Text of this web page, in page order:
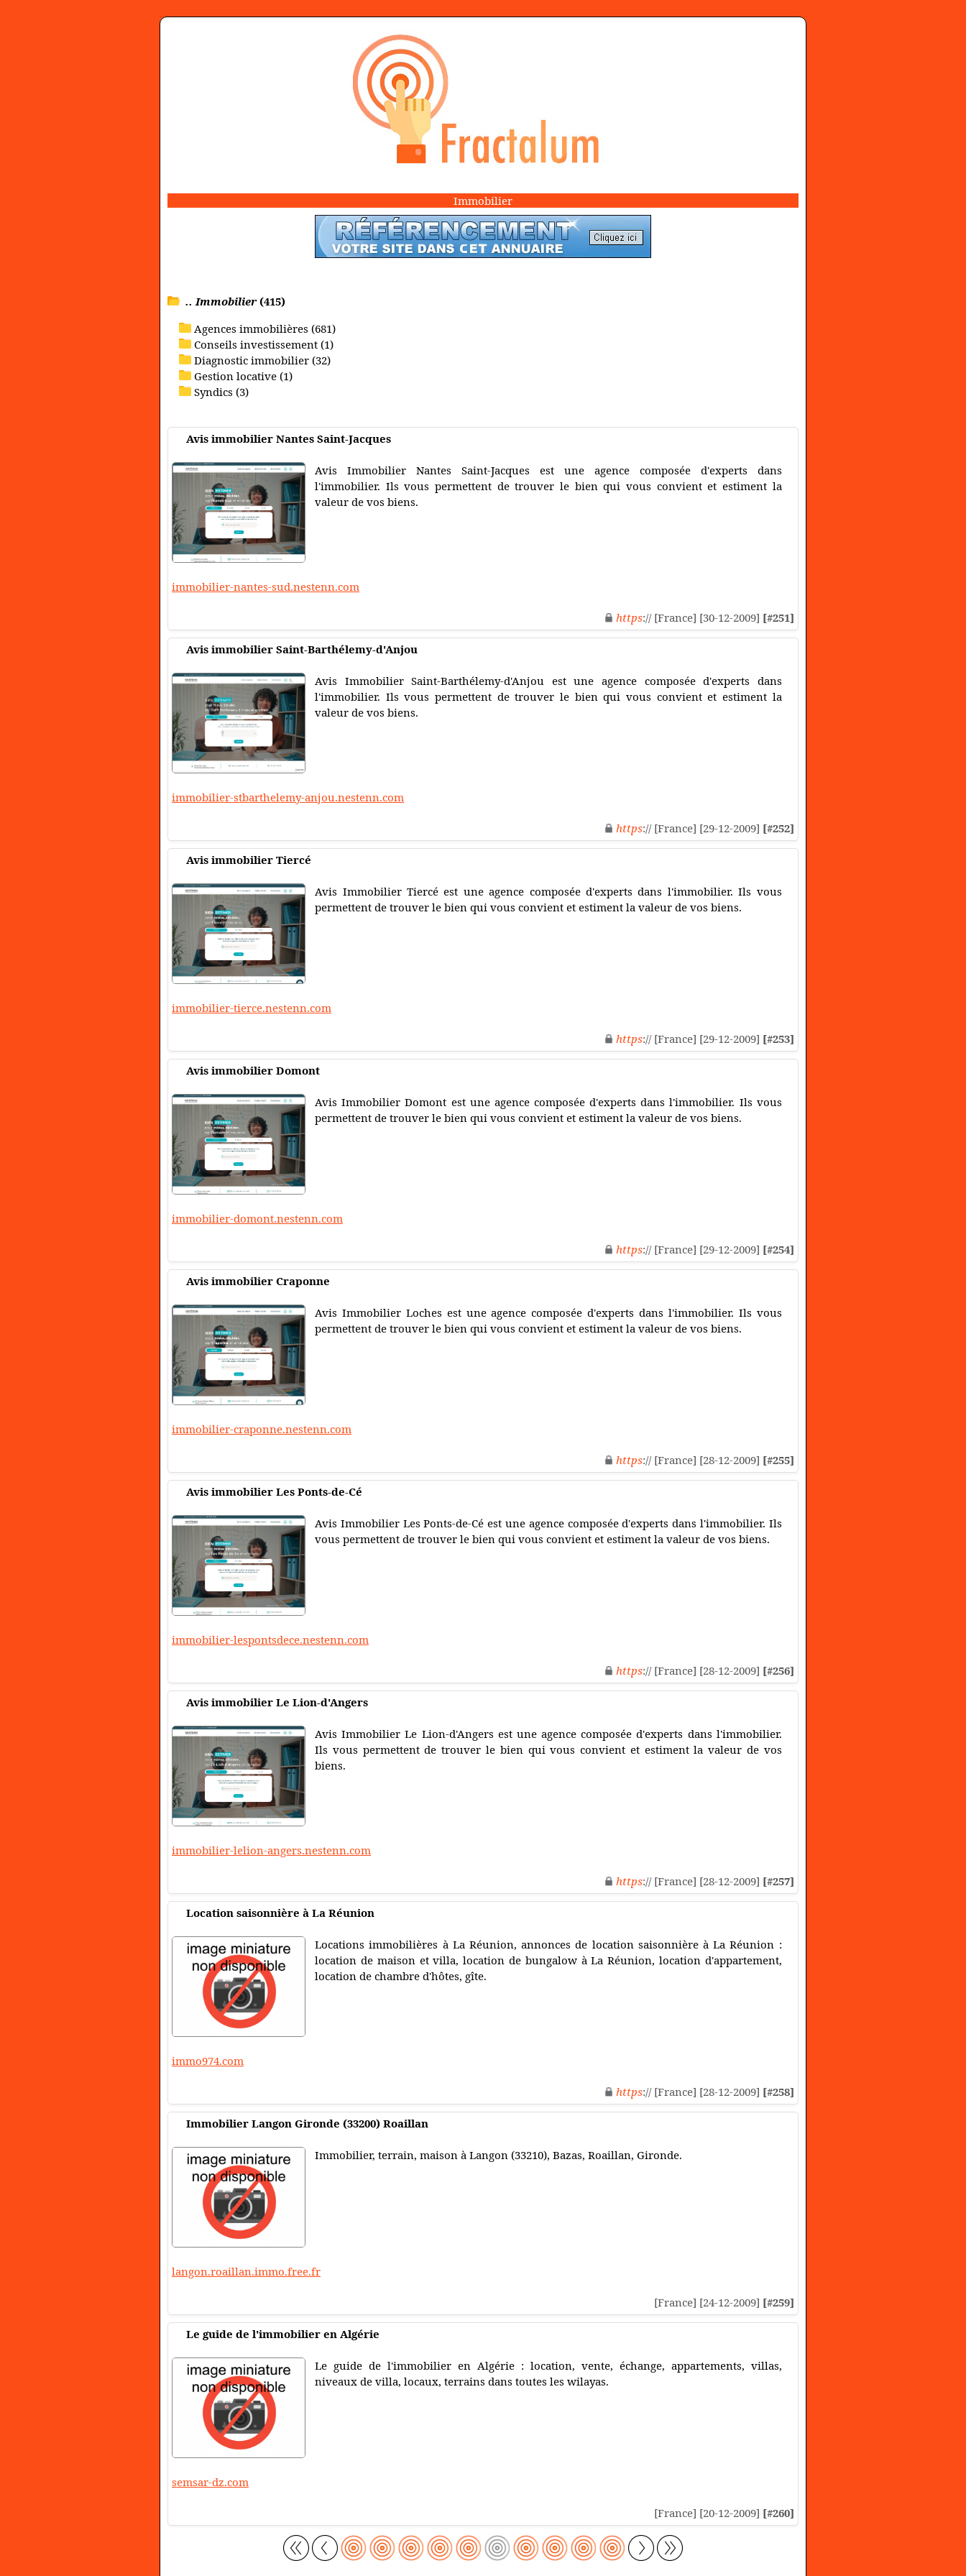
Immobilier
.. Immobilier(415)
Agences immobilières (681)
Conseils investissement (1)
Diagnostic immobilier (32)
Gestion locative (1)
Syndics (3)
Avis immobilier Nantes Saint-Jacques
Avis Immobilier Nantes Saint-Jacques est une agence composée d'experts dans
l'immobilier. Ils vous permettent de trouver le bien qui vous convient et estiment la
valeur de vos biens.
immobilier-nantes-sud.nestenn.com
https:// [France] [30-12-2009] [#251]
Avis immobilier Saint-Barthélemy-d'Anjou
Avis Immobilier Saint-Barthélemy-d'Anjou est une agence composée d'experts dans
l'immobilier. Ils vous permettent de trouver le bien qui vous convient et estiment la
valeur de vos biens.
immobilier-stbarthelemy-anjou.nestenn.com
https:// [France] [29-12-2009] [#252]
Avis immobilier Tiercé
Avis Immobilier Tiercé est une agence composée d'experts dans l'immobilier. Ils vous
permettent de trouver le bien qui vous convient et estiment la valeur de vos biens.
immobilier-tierce.nestenn.com
https:// [France] [29-12-2009] [#253]
Avis immobilier Domont
Avis Immobilier Domont est une agence composée d'experts dans l'immobilier. Ils vous
permettent de trouver le bien qui vous convient et estiment la valeur de vos biens.
immobilier-domont.nestenn.com
https:// [France] [29-12-2009] [#254]
Avis immobilier Craponne
Avis Immobilier Loches est une agence composée d'experts dans l'immobilier. Ils vous
permettent de trouver le bien qui vous convient et estiment la valeur de vos biens.
immobilier-craponne.nestenn.com
https:// [France] [28-12-2009] [#255]
Avis immobilier Les Ponts-de-Cé
Avis Immobilier Les Ponts-de-Cé est une agence composée d'experts dans l'immobilier. Ils
vous permettent de trouver le bien qui vous convient et estiment la valeur de vos biens.
immobilier-lespontsdece.nestenn.com
https:// [France] [28-12-2009] [#256]
Avis immobilier Le Lion-d'Angers
Avis Immobilier Le Lion-d'Angers est une agence composée d'experts dans l'immobilier.
Ils vous permettent de trouver le bien qui vous convient et estiment la valeur de vos
biens.
immobilier-lelion-angers.nestenn.com
https:// [France] [28-12-2009] [#257]
Location saisonnière à La Réunion
Locations immobilières à La Réunion, annonces de location saisonnière à La Réunion :
location de maison et villa, location de bungalow à La Réunion, location d'appartement,
location de chambre d'hôtes, gîte.
immo974.com
https:// [France] [28-12-2009] [#258]
Immobilier Langon Gironde (33200) Roaillan
Immobilier, terrain, maison à Langon (33210), Bazas, Roaillan, Gironde.
langon.roaillan.immo.free.fr
[France] [24-12-2009] [#259]
Le guide de l'immobilier en Algérie
Le guide de l'immobilier en Algérie : location, vente, échange, appartements, villas,
niveaux de villa, locaux, terrains dans toutes les wilayas.
semsar-dz.com
[France] [20-12-2009] [#260]